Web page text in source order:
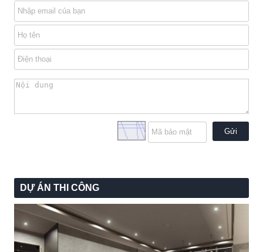
Gửi
DỰ ÁN THI CÔNG